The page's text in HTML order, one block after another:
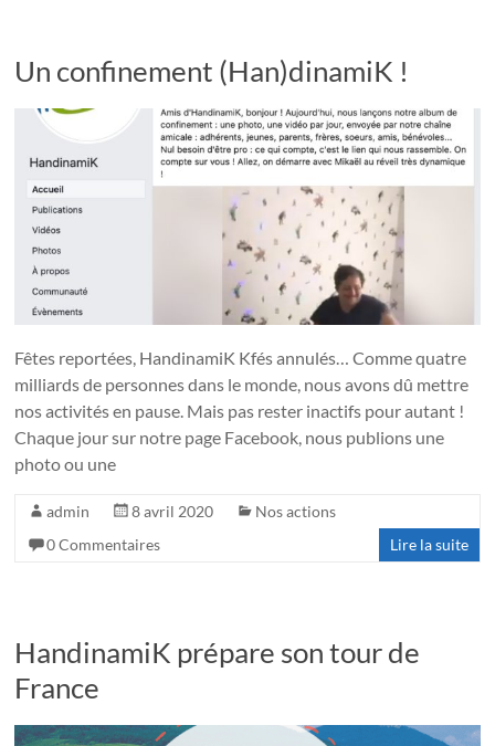
Un confinement (Han)dinamiK !
Fêtes reportées, HandinamiK Kfés annulés… Comme quatre
milliards de personnes dans le monde, nous avons dû mettre
nos activités en pause. Mais pas rester inactifs pour autant !
Chaque jour sur notre page Facebook, nous publions une
photo ou une
admin 8 avril 2020
Nos actions
0 Commentaires
Lire la suite
HandinamiK prépare son tour de
France